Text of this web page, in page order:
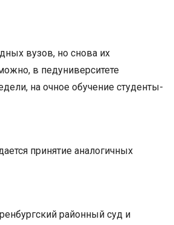
вузов, но снова их
в педуниверситете
на очное обучение студенты-
принятие аналогичных
районный суд и